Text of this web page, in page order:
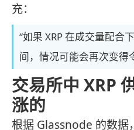
充：
“如果 XRP 在成交量配合
间，情况可能会再次变得
交易所中 XRP
涨的
根据 Glassnode 的数据